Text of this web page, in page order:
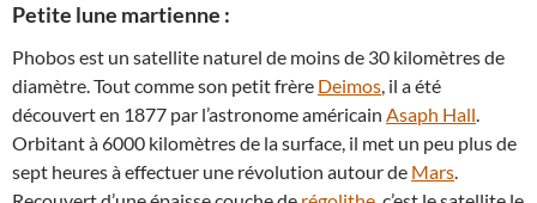
Petite lune martienne :
Phobos est un satellite naturel de moins de 30 kilomètres de
diamètre. Tout comme son petit frère Deimos, il a été
découvert en 1877 par l’astronome américain Asaph Hall.
Orbitant à 6000 kilomètres de la surface, il met un peu plus de
sept heures à effectuer une révolution autour de Mars.